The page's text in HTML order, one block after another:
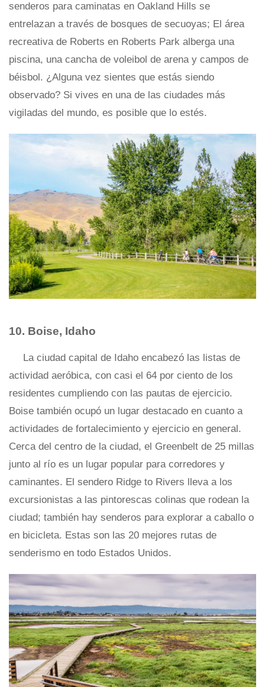
senderos para caminatas en Oakland Hills se
entrelazan a través de bosques de secuoyas; El área
recreativa de Roberts en Roberts Park alberga una
piscina, una cancha de voleibol de arena y campos de
béisbol. ¿Alguna vez sientes que estás siendo
observado? Si vives en una de las ciudades más
vigiladas del mundo, es posible que lo estés.
10. Boise, Idaho
La ciudad capital de Idaho encabezó las listas de
actividad aeróbica, con casi el 64 por ciento de los
residentes cumpliendo con las pautas de ejercicio.
Boise también ocupó un lugar destacado en cuanto a
actividades de fortalecimiento y ejercicio en general.
Cerca del centro de la ciudad, el Greenbelt de 25 millas
junto al río es un lugar popular para corredores y
caminantes. El sendero Ridge to Rivers lleva a los
excursionistas a las pintorescas colinas que rodean la
ciudad; también hay senderos para explorar a caballo o
en bicicleta. Estas son las 20 mejores rutas de
senderismo en todo Estados Unidos.